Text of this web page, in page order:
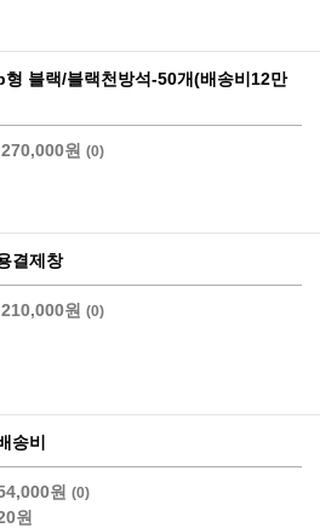
형 블랙/블랙천방석-50개(배송비12만
원 (0)
결제창
원 (0)
송비
원 (0)
원